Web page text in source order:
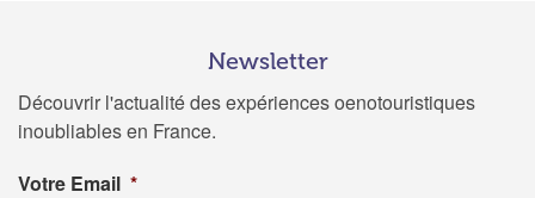
Newsletter
Découvrir l'actualité des expériences oenotouristiques
inoubliables en France.
Votre Email *